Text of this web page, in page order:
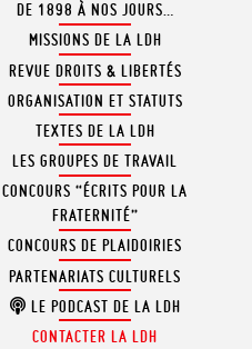
DE 1898 À NOS JOURS…
MISSIONS DE LA LDH
REVUE DROITS & LIBERTÉS
ORGANISATION ET STATUTS
TEXTES DE LA LDH
LES GROUPES DE TRAVAIL
CONCOURS “ÉCRITS POUR LA
FRATERNITÉ”
CONCOURS DE PLAIDOIRIES
PARTENARIATS CULTURELS
LE PODCAST DE LA LDH
CONTACTER LA LDH